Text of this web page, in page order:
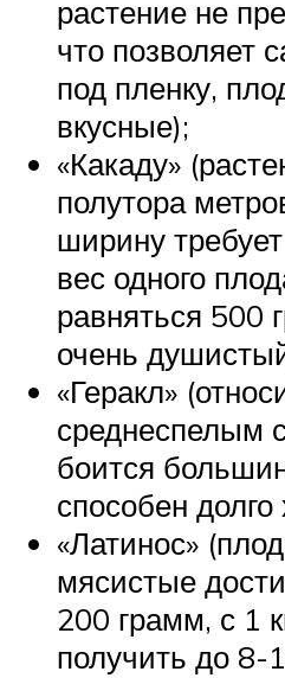
растение не
что позволяет
под пленку,
вкусные);
«Какаду»
полутора
ширину
вес одного
равняться 500
очень
«Геракл»
среднеспелым
боится
способен долго
«Латинос»
мясистые
200 грамм, с 1
получить до 8-